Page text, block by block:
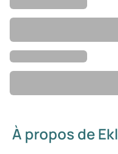
À propos de